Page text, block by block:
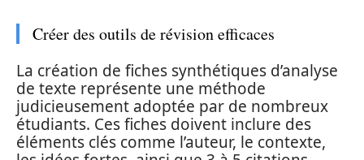
Créer des outils de révision efficaces
La création de fiches synthétiques d’analyse
de texte représente une méthode
judicieusement adoptée par de nombreux
étudiants. Ces fiches doivent inclure des
éléments clés comme l’auteur, le contexte,